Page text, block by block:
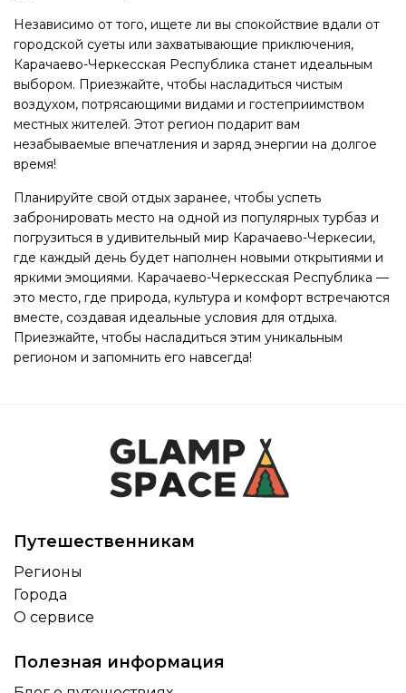
Независимо от того, ищете ли вы спокойствие вдали от
городской суеты или захватывающие приключения,
Карачаево-Черкесская Республика станет идеальным
выбором. Приезжайте, чтобы насладиться чистым
воздухом, потрясающими видами и гостеприимством
местных жителей. Этот регион подарит вам
незабываемые впечатления и заряд энергии на долгое
время!
Планируйте свой отдых заранее, чтобы успеть
забронировать место на одной из популярных турбаз и
погрузиться в удивительный мир Карачаево-Черкесии,
где каждый день будет наполнен новыми открытиями и
яркими эмоциями. Карачаево-Черкесская Республика —
это место, где природа, культура и комфорт встречаются
вместе, создавая идеальные условия для отдыха.
Приезжайте, чтобы насладиться этим уникальным
регионом и запомнить его навсегда!
Путешественникам
Регионы
Города
О сервисе
Полезная информация